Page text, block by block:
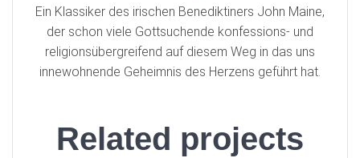
Ein Klassiker des irischen Benediktiners John Maine,
der schon viele Gottsuchende konfessions- und
religionsübergreifend auf diesem Weg in das uns
innewohnende Geheimnis des Herzens geführt hat.
Related projects